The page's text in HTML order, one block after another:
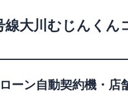
線大川むじんくん
ーン自動契約機・店